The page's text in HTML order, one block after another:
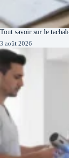
Tout savoir sur le
3 août 2026